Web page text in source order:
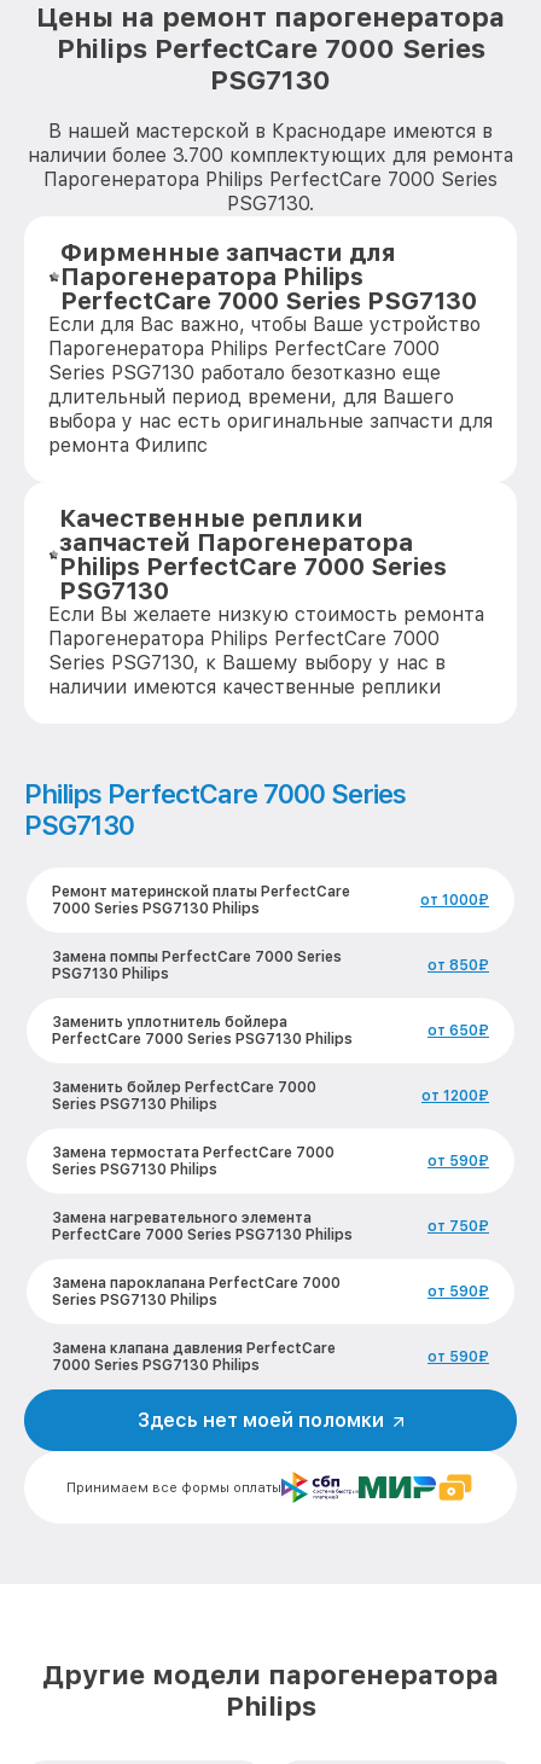
Цены на ремонт парогенератора
Philips PerfectCare 7000 Series
PSG7130
В нашей мастерской в Краснодаре имеются в
наличии более 3.700 комплектующих для ремонта
Парогенератора Philips PerfectCare 7000 Series
PSG7130.
Фирменные запчасти для
Парогенератора Philips
PerfectCare 7000 Series PSG7130
Если для Вас важно, чтобы Ваше устройство
Парогенератора Philips PerfectCare 7000
Series PSG7130 работало безотказно еще
длительный период времени, для Вашего
выбора у нас есть оригинальные запчасти для
ремонта Филипс
Качественные реплики
запчастей Парогенератора
Philips PerfectCare 7000 Series
PSG7130
Если Вы желаете низкую стоимость ремонта
Парогенератора Philips PerfectCare 7000
Series PSG7130, к Вашему выбору у нас в
наличии имеются качественные реплики
Philips PerfectCare 7000 Series
PSG7130
Ремонт материнской платы PerfectCare
7000 Series PSG7130 Philips
от 1000₽
Замена помпы PerfectCare 7000 Series
PSG7130 Philips
от 850₽
Заменить уплотнитель бойлера
PerfectCare 7000 Series PSG7130 Philips
от 650₽
Заменить бойлер PerfectCare 7000
Series PSG7130 Philips
от 1200₽
Замена термостата PerfectCare 7000
Series PSG7130 Philips
от 590₽
Замена нагревательного элемента
PerfectCare 7000 Series PSG7130 Philips
от 750₽
Замена пароклапана PerfectCare 7000
Series PSG7130 Philips
от 590₽
Замена клапана давления PerfectCare
7000 Series PSG7130 Philips
от 590₽
Чистка системы генерации пара
PerfectCare 7000 Series PSG7130 Philips
Профилактическая чистка PerfectCare
7000 Series PSG7130 Philips
от 550₽
Замена шнура питания PerfectCare 7000
Принимаем все формы оплаты
Здесь нет моей поломки
Другие модели парогенератора
Philips